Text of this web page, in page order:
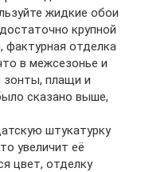
жидкие обои
крупной
фактурная отделка
в межсезонье и
зонты, плащи и
сказано выше,
штукатурку
увеличит её
цвет, отделку